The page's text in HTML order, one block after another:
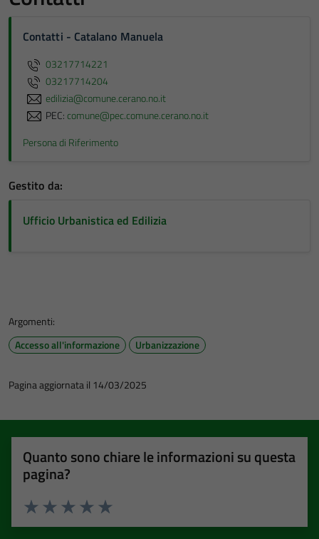
Contatti - Catalano Manuela
03217714221
03217714204
edilizia@comune.cerano.no.it
PEC:comune@pec.comune.cerano.no.it
Persona di Riferimento
Gestito da:
Ufficio Urbanistica ed Edilizia
Argomenti:
Accesso all'informazione
Urbanizzazione
Pagina aggiornata il 14/03/2025
Quanto sono chiare le informazioni su questa
pagina?
Valuta 5 stelle su 5
Valuta 4 stelle su 5
Valuta 3 stelle su 5
Valuta 2 stelle su 5
Valuta 1 stelle su 5